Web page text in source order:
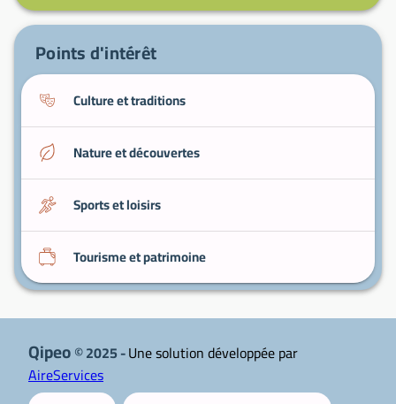
Sentiers de randonnée: itinéraires balisés
campagne.
Points d'intérêt
Culture et traditions
Nature et découvertes
Sports et loisirs
Tourisme et patrimoine
Qipeo© 2025 -Une solution développée par
AireServices